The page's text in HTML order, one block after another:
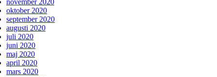
november 2020
oktober 2020
september 2020
augusti 2020
juli 2020
juni 2020
maj 2020
april 2020
mars 2020